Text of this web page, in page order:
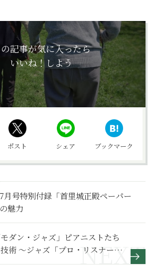
の記事が気に入ったら
いいね！しよう
ポスト シェア ブックマーク
月号特別付録「首里城正殿ペーパー
魅力
ダン・ジャズ」ピアニストたち
技術 〜ジャズ「プロ・リスナー」